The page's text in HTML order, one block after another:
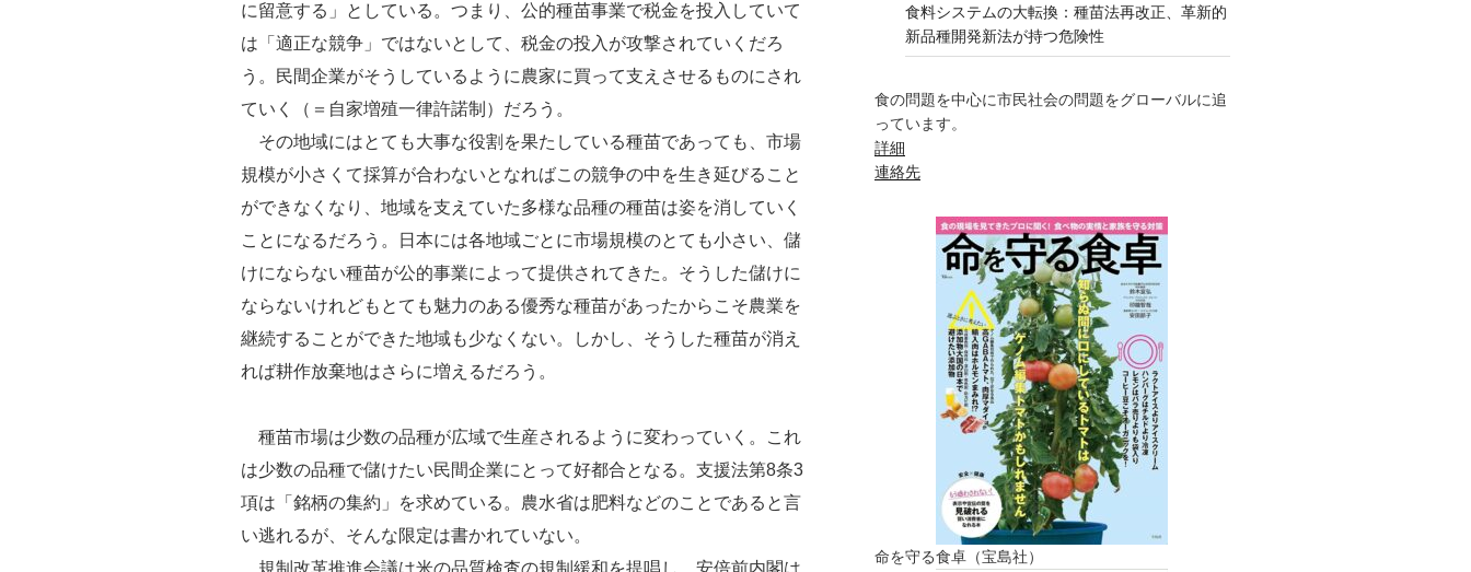
に留意する」としている。つまり、公的種苗事業で税金を投入していて
は「適正な競争」ではないとして、税金の投入が攻撃されていくだろ
う。民間企業がそうしているように農家に買って支えさせるものにされ
ていく（＝自家増殖一律許諾制）だろう。
その地域にはとても大事な役割を果たしている種苗であっても、市場
規模が小さくて採算が合わないとなればこの競争の中を生き延びること
ができなくなり、地域を支えていた多様な品種の種苗は姿を消していく
ことになるだろう。日本には各地域ごとに市場規模のとても小さい、儲
けにならない種苗が公的事業によって提供されてきた。そうした儲けに
ならないけれどもとても魅力のある優秀な種苗があったからこそ農業を
継続することができた地域も少なくない。しかし、そうした種苗が消え
れば耕作放棄地はさらに増えるだろう。
種苗市場は少数の品種が広域で生産されるように変わっていく。これ
は少数の品種で儲けたい民間企業にとって好都合となる。支援法第8条3
項は「銘柄の集約」を求めている。農水省は肥料などのことであると言
い逃れるが、そんな限定は書かれていない。
食料システムの大転換：種苗法再改正、革新的
新品種開発新法が持つ危険性
食の問題を中心に市民社会の問題をグローバルに追
っています。
詳細
連絡先
命を守る食卓（宝島社）